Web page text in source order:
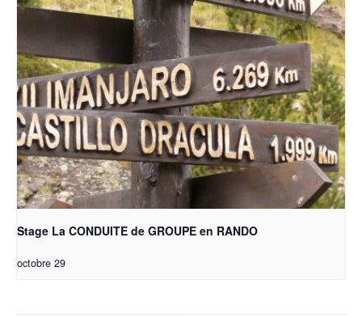
Stage La CONDUITE de GROUPE en RANDO
octobre 29